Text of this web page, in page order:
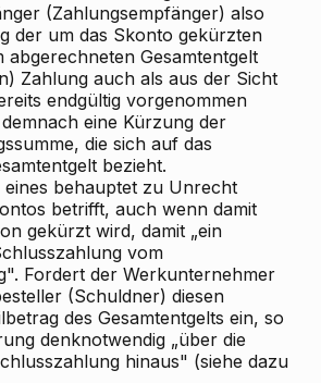
(Zahlungsempfänger) also
der um das Skonto gekürzten
abgerechneten Gesamtentgelt
Zahlung auch als aus der Sicht
endgültig vorgenommen
eine Kürzung der
die sich auf das
bezieht.
eines behauptet zu Unrecht
betrifft, auch wenn damit
gekürzt wird, damit „ein
vom
Fordert der Werkunternehmer
(Schuldner) diesen
des Gesamtentgelts ein, so
denknotwendig „über die
hinaus" (siehe dazu